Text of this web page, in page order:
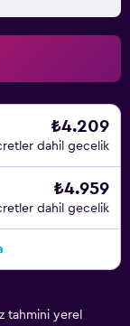
₺4.209
dahil gecelik
₺4.959
dahil gecelik
tahmini yerel